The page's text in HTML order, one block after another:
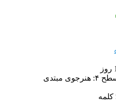
هنرجوی مبتدی